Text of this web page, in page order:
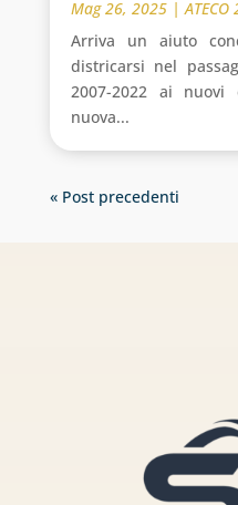
Mag 26, 2025|ATECO
Arriva un aiuto
districarsi nel
2007-2022 ai nuovi
nuova...
« Post precedenti